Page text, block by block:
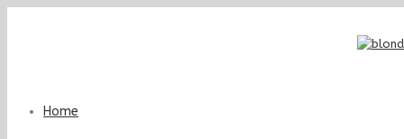
Home